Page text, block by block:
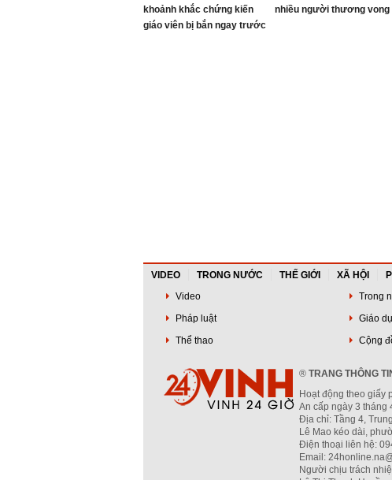
khoảnh khắc chứng kiến
giáo viên bị bắn ngay trước
nhiều người thương vong
VIDEO TRONG NƯỚC THẾ GIỚI XÃ HỘI
Video
Trong
Pháp luật
Giáo
Thể thao
Cộng
® TRANG THÔNG
Hoạt động theo giấy
An cấp ngày 3 tháng
Địa chỉ: Tầng 4,
Lê Mao kéo dài,
Điện thoại liên hệ:
Email:
Người chịu trách